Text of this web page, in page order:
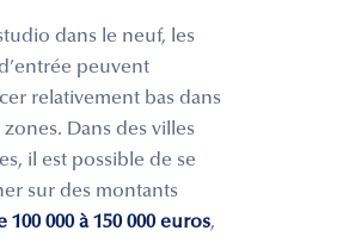
dans le neuf, les
peuvent
relativement bas dans
Dans des villes
il est possible de se
sur des montants
000 à 150 000 euros,